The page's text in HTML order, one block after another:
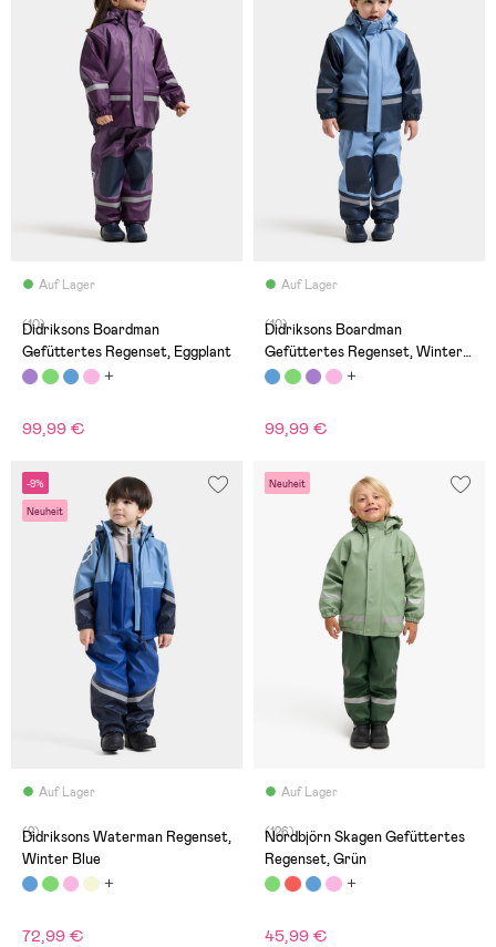
Auf Lager
(10)
Didriksons Boardman
Gefüttertes Regenset, Eggplant
99,99 €
Auf Lager
(10)
Didriksons Boardman
Gefüttertes Regenset, Winter
Blue
99,99 €
-9%
Neuheit
Auf Lager
(2)
Didriksons Waterman Regenset,
Winter Blue
72,99 €
Neuheit
Auf Lager
(126)
Nordbjörn Skagen Gefüttertes
Regenset, Grün
45,99 €